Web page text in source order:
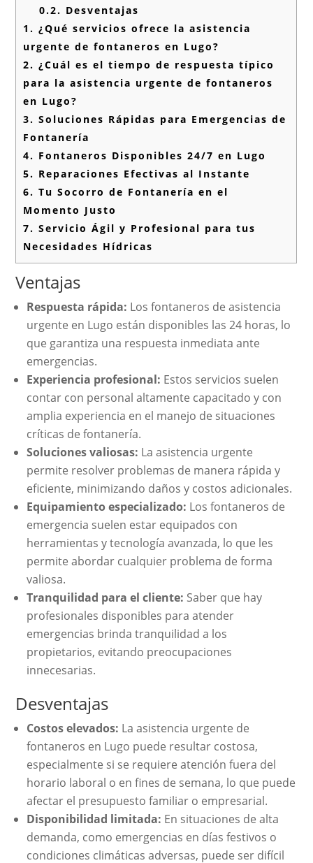
0.2. Desventajas
1. ¿Qué servicios ofrece la asistencia
urgente de fontaneros en Lugo?
2. ¿Cuál es el tiempo de respuesta típico
para la asistencia urgente de fontaneros
en Lugo?
3. Soluciones Rápidas para Emergencias de
Fontanería
4. Fontaneros Disponibles 24/7 en Lugo
5. Reparaciones Efectivas al Instante
6. Tu Socorro de Fontanería en el
Momento Justo
7. Servicio Ágil y Profesional para tus
Necesidades Hídricas
Ventajas
Respuesta rápida: Los fontaneros de asistencia
urgente en Lugo están disponibles las 24 horas, lo
que garantiza una respuesta inmediata ante
emergencias.
Experiencia profesional: Estos servicios suelen
contar con personal altamente capacitado y con
amplia experiencia en el manejo de situaciones
críticas de fontanería.
Soluciones valiosas: La asistencia urgente
permite resolver problemas de manera rápida y
eficiente, minimizando daños y costos adicionales.
Equipamiento especializado: Los fontaneros de
emergencia suelen estar equipados con
herramientas y tecnología avanzada, lo que les
permite abordar cualquier problema de forma
valiosa.
Tranquilidad para el cliente: Saber que hay
profesionales disponibles para atender
emergencias brinda tranquilidad a los
propietarios, evitando preocupaciones
innecesarias.
Desventajas
Costos elevados: La asistencia urgente de
fontaneros en Lugo puede resultar costosa,
especialmente si se requiere atención fuera del
horario laboral o en fines de semana, lo que puede
afectar el presupuesto familiar o empresarial.
Disponibilidad limitada: En situaciones de alta
demanda, como emergencias en días festivos o
condiciones climáticas adversas, puede ser difícil